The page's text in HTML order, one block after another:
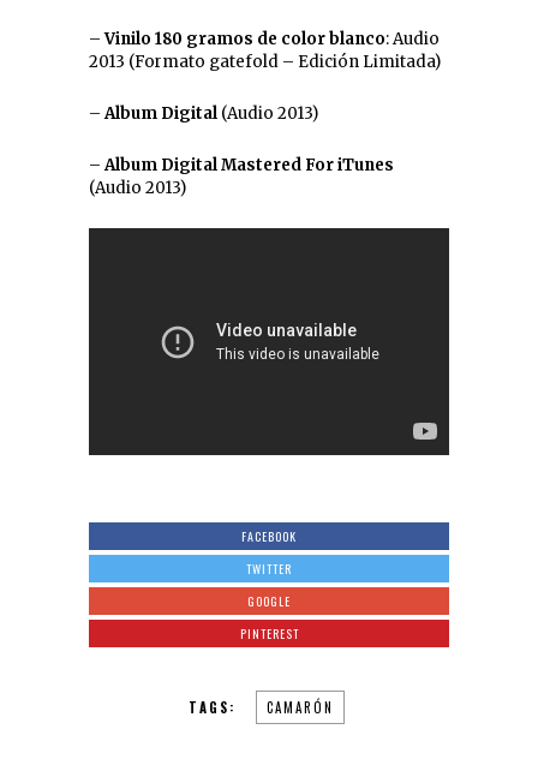
–Vinilo 180 gramos de color blanco: Audio
2013 (Formato gatefold – Edición Limitada)
–Album Digital (Audio 2013)
–Album Digital Mastered For iTunes
(Audio 2013)
FACEBOOK
TWITTER
GOOGLE
PINTEREST
TAGS: CAMARÓN